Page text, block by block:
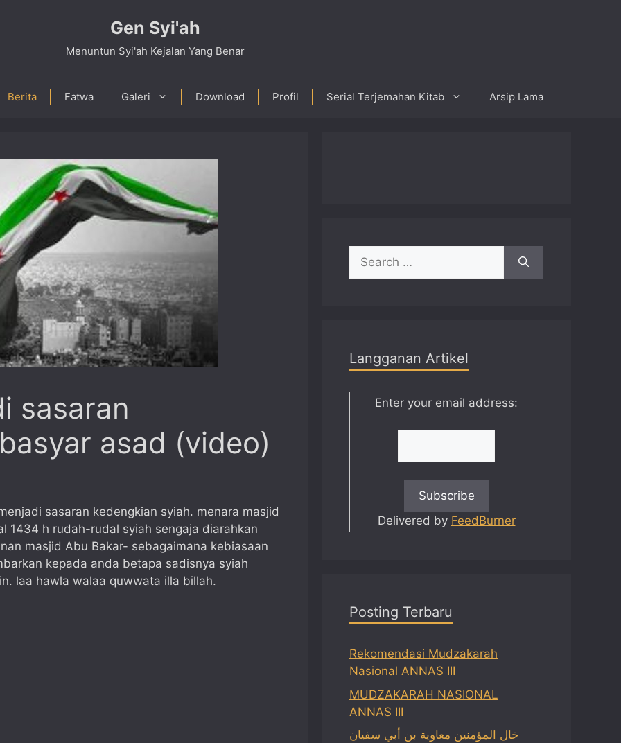
Gen Syi'ah
Menuntun Syi'ah Kejalan Yang Benar
Berita Fatwa Galeri Download Profil Serial Terjemahan Kitab Arsip Lama
sasaran
asad (video)
sasaran kedengkian syiah. menara masjid
1434 h rudah-rudal syiah sengaja diarahkan
masjid Abu Bakar- sebagaimana kebiasaan
kepada anda betapa sadisnya syiah
laa hawla walaa quwwata illa billah.
Search
for:
Langganan Artikel
Enter your email address:
Delivered by FeedBurner
Posting Terbaru
Rekomendasi Mudzakarah
Nasional ANNAS III
MUDZAKARAH NASIONAL
ANNAS III
خال المؤمنين معاوية بن أبي سفيان